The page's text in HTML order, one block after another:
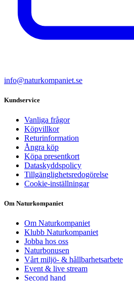
info@naturkompaniet.se
Kundservice
Vanliga frågor
Köpvillkor
Returinformation
Ångra köp
Köpa presentkort
Dataskyddspolicy
Tillgänglighetsredogörelse
Cookie-inställningar
Om Naturkompaniet
Om Naturkompaniet
Klubb Naturkompaniet
Jobba hos oss
Naturbonusen
Vårt miljö- & hållbarhetsarbete
Event & live stream
Second hand